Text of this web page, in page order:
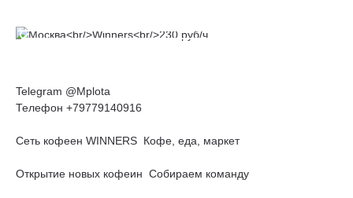
Telegram @Mplota
Телефон +79779140916
Сеть кофеен WINNERS Кофе, еда, маркет
Открытие новых кофеин Собираем команду